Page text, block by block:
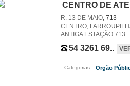
CENTRO DE
R. 13 DE MAIO, 713
CENTRO,
ANTIGA ESTAÇÃO 713
54 3261 69..
Categorias: Orgão